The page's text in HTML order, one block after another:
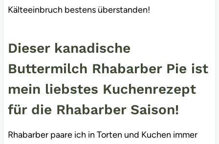
Kälteeinbruch bestens überstanden!
Dieser kanadische
Buttermilch Rhabarber Pie ist
mein liebstes Kuchenrezept
für die Rhabarber Saison!
Rhabarber paare ich in Torten und Kuchen immer